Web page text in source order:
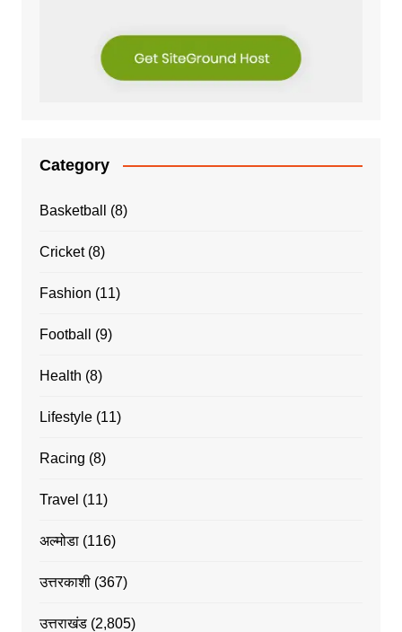
Category
Basketball (8)
Cricket(8)
Fashion (11)
Football (9)
Health (8)
Lifestyle(11)
Racing (8)
Travel (11)
अल्मोडा(116)
उत्तरकाशी(367)
उत्तराखंड(2,805)